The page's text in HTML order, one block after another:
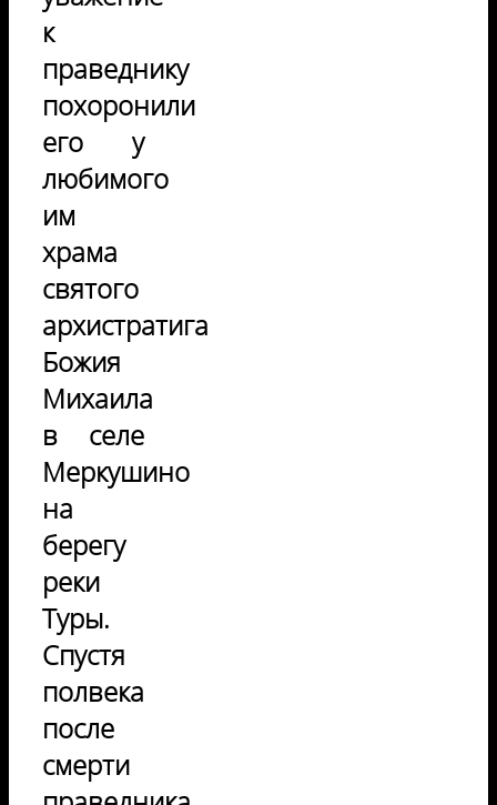
к
праведнику
похоронили
его у
любимого
им
храма
святого
архистратига
Божия
Михаила
в селе
Меркушино
на
берегу
реки
Туры.
Спустя
полвека
после
смерти